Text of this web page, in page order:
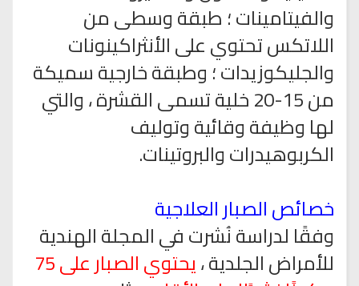
والفيتامينات ؛ طبقة وسطى من
اللاتكس تحتوي على الأنثراكينونات
والجليكوزيدات ؛ وطبقة خارجية سميكة
من 15-20 خلية تسمى القشرة ، والتي
لها وظيفة وقائية وتوليف
الكربوهيدرات والبروتينات.
خصائص الصبار العلاجية
وفقًا لدراسة نُشرت في المجلة الهندية
للأمراض الجلدية ، يحتوي الصبار على 75